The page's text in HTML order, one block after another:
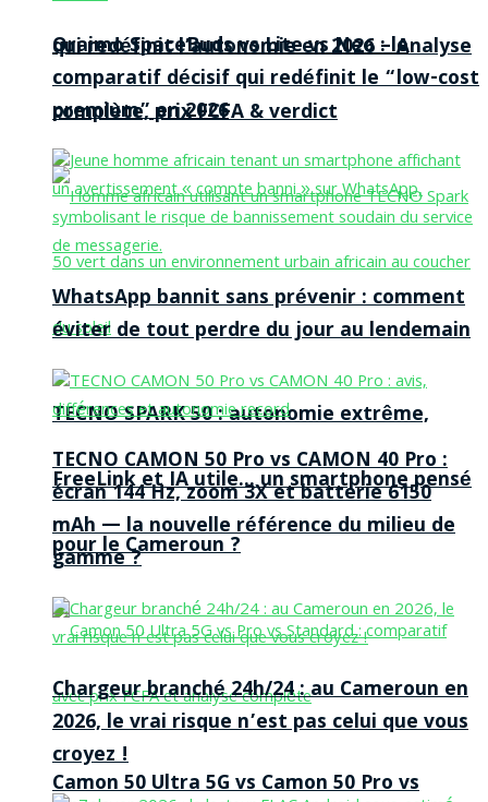
qui redéfinit l’autonomie en 2026 – Analyse
complète, prix FCFA & verdict
TECNO SPARK 50 : autonomie extrême,
FreeLink et IA utile… un smartphone pensé
pour le Cameroun ?
Camon 50 Ultra 5G vs Camon 50 Pro vs
Oraimo SpaceBuds vs Lite vs Neo : le
comparatif décisif qui redéfinit le “low-cost
premium” en 2026
WhatsApp bannit sans prévenir : comment
éviter de tout perdre du jour au lendemain
TECNO CAMON 50 Pro vs CAMON 40 Pro :
écran 144 Hz, zoom 3X et batterie 6150
mAh — la nouvelle référence du milieu de
gamme ?
Chargeur branché 24h/24 : au Cameroun en
2026, le vrai risque n’est pas celui que vous
croyez !